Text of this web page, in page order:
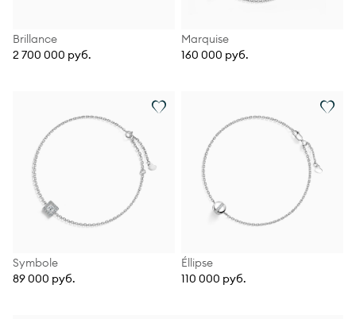
Brillance
2 700 000 руб.
Marquise
160 000 руб.
Symbole
89 000 руб.
Éllipse
110 000 руб.